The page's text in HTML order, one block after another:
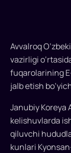
Janubiy
Koreya
yana
O‘zbekiston
fuqarolarini
mavsumiy
ishlar
uchun
Avvalroq
vazirligi
fuqarolarining
jalb etish
Janubiy Koreya
kelishuvlarda
qiluvchi
kunlari